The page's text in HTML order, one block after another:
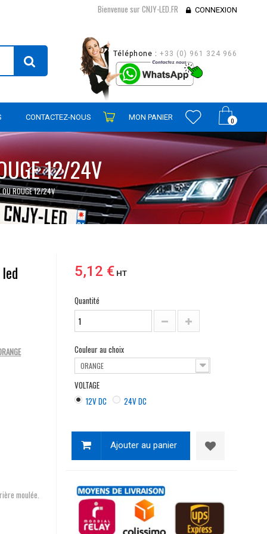
Bienvenue sur CNJY-LED.FR CONNEXION
Téléphone : +33 (0) 961 324 966
0
CONTACTEZ-NOUS MON PANIER
12/24V
OU ROUGE 12/24V
moulée.
5,12 €HT
Quantité
Couleur au choix
ORANGE
VOLTAGE
12V DC
24V DC
Ajouter au panier